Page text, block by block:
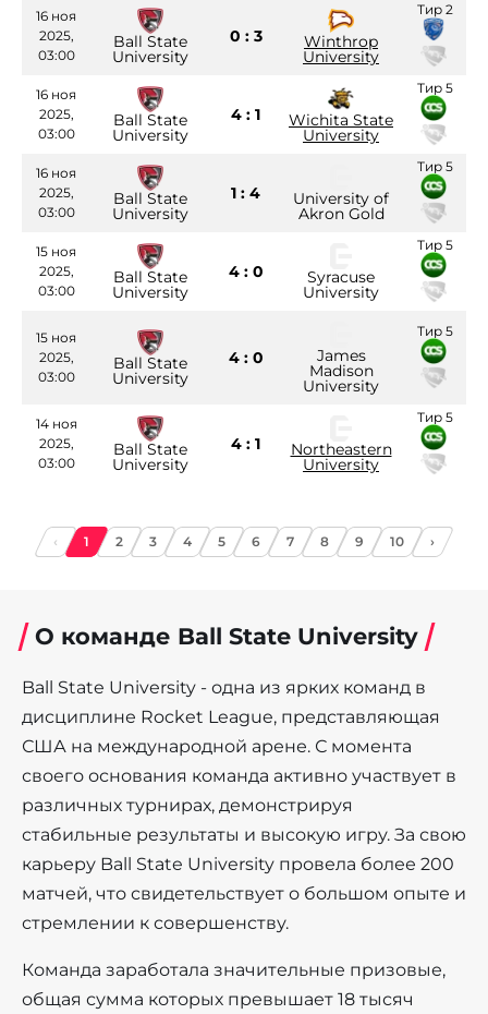
16 ноя
2025,
03:00
Ball State
University
0 : 3 Winthrop
University
Тир 2
16 ноя
2025,
03:00
Ball State
University
4 : 1 Wichita State
University
Тир 5
16 ноя
2025,
03:00
Ball State
University
1 : 4 University of
Akron Gold
Тир 5
15 ноя
2025,
03:00
Ball State
University
4 : 0 Syracuse
University
Тир 5
15 ноя
2025,
03:00
Ball State
University
4 : 0 James
Madison
University
Тир 5
14 ноя
2025,
03:00
Ball State
University
4 : 1 Northeastern
University
Тир 5
‹ 1 2 3 4 5 6 7 8 9 10 ›
О команде Ball State University
Ball State University - одна из ярких команд в
дисциплине Rocket League, представляющая
США на международной арене. С момента
своего основания команда активно участвует в
различных турнирах, демонстрируя
стабильные результаты и высокую игру. За свою
карьеру Ball State University провела более 200
матчей, что свидетельствует о большом опыте и
стремлении к совершенству.
Команда заработала значительные призовые,
общая сумма которых превышает 18 тысяч